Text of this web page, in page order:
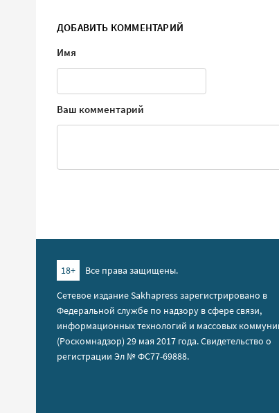
ДОБАВИТЬ КОММЕНТАРИЙ
Имя
Ваш комментарий
18+
Все права защищены.
Сетевое издание Sakhapress зарегистрировано в
Федеральной службе по надзору в сфере связи,
информационных технологий и массовых
(Роскомнадзор) 29 мая 2017 года. Свидетельство о
регистрации Эл № ФС77-69888.